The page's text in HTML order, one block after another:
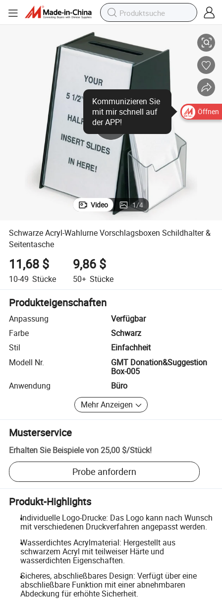
Video 1/4
Schwarze Acryl-Wahlurne Vorschlagsboxen Schildhalter &
Seitentasche
11,68 $
10-49 Stücke
9,86 $
50+ Stücke
Produkteigenschaften
Anpassung
Verfügbar
Farbe
Schwarz
Stil
Einfachheit
Modell Nr.
GMT Donation&Suggestion
Box-005
Anwendung
Büro
Mehr Anzeigen
Musterservice
Erhalten Sie Beispiele von25,00 $/Stück!
Probe anfordern
Produkt-Highlights
Individuelle Logo-Drucke: Das Logo kann nach Wunsch
mit verschiedenen Druckverfahren angepasst werden.
Wasserdichtes Acrylmaterial: Hergestellt aus
schwarzem Acryl mit teilweiser Härte und
wasserdichten Eigenschaften.
Sicheres, abschließbares Design: Verfügt über eine
abschließbare Funktion mit einer abnehmbaren
Abdeckung für erhöhte Sicherheit.
Öffnen
Kommunizieren Sie
mit mir schnell auf
der APP!